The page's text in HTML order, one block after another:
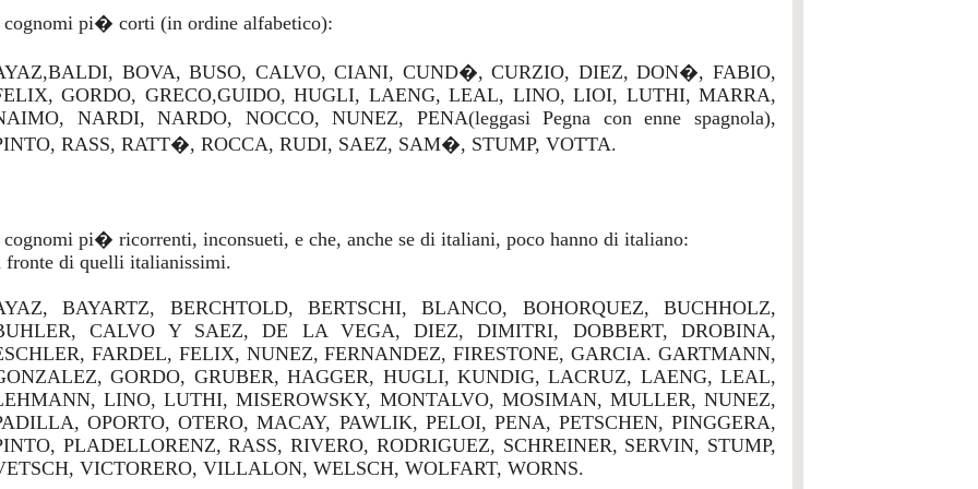
pi� corti (in ordine alfabetico):
BOVA, BUSO, CALVO, CIANI, CUND�, CURZIO, DIEZ, DON�, FABIO,
GORDO, GRECO,GUIDO, HUGLI, LAENG, LEAL, LINO, LIOI, LUTHI, MARRA,
NARDI, NARDO, NOCCO, NUNEZ, PENA(leggasi Pegna con enne spagnola),
RASS, RATT�, ROCCA, RUDI, SAEZ, SAM�, STUMP, VOTTA.
pi� ricorrenti, inconsueti, e che, anche se di italiani, poco hanno di italiano:
fronte di quelli italianissimi.
BAYARTZ, BERCHTOLD, BERTSCHI, BLANCO, BOHORQUEZ, BUCHHOLZ,
CALVO Y SAEZ, DE LA VEGA, DIEZ, DIMITRI, DOBBERT, DROBINA,
FARDEL, FELIX, NUNEZ, FERNANDEZ, FIRESTONE, GARCIA. GARTMANN,
GORDO, GRUBER, HAGGER, HUGLI, KUNDIG, LACRUZ, LAENG, LEAL,
LINO, LUTHI, MISEROWSKY, MONTALVO, MOSIMAN, MULLER, NUNEZ,
OPORTO, OTERO, MACAY, PAWLIK, PELOI, PENA, PETSCHEN, PINGGERA,
PLADELLORENZ, RASS, RIVERO, RODRIGUEZ, SCHREINER, SERVIN, STUMP,
VICTORERO, VILLALON, WELSCH, WOLFART, WORNS.